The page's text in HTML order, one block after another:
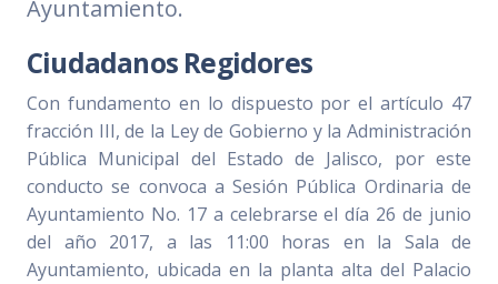
Ayuntamiento.
Ciudadanos Regidores
Con fundamento en lo dispuesto por el artículo 47
fracción III, de la Ley de Gobierno y la Administración
Pública Municipal del Estado de Jalisco, por este
conducto se convoca a Sesión Pública Ordinaria de
Ayuntamiento No. 17 a celebrarse el día 26 de junio
del año 2017, a las 11:00 horas en la Sala de
Ayuntamiento, ubicada en la planta alta del Palacio